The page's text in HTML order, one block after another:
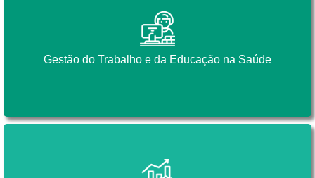
Gestão do Trabalho e da Educação na Saúde
Gestão do Trabalho e da Educação na Saúde